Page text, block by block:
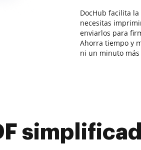
DocHub facilita
necesitas
enviarlos para
Ahorra tiempo y
ni un minuto más